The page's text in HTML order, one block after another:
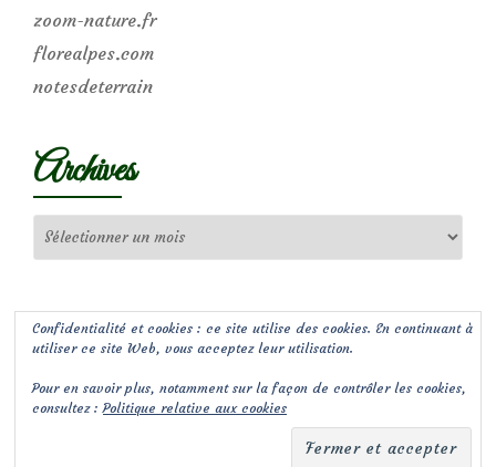
zoom-nature.fr
florealpes.com
notesdeterrain
Archives
Confidentialité et cookies : ce site utilise des cookies. En continuant à
utiliser ce site Web, vous acceptez leur utilisation.
Pour en savoir plus, notamment sur la façon de contrôler les cookies,
consultez :Politique relative aux cookies